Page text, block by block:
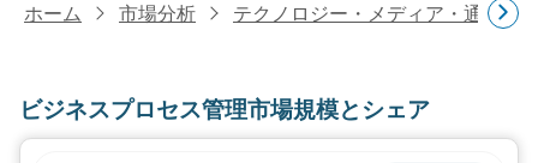
ホーム 市場分析 テクノロジー・メディア・通信研
ビジネスプロセス管理市場規模とシェア